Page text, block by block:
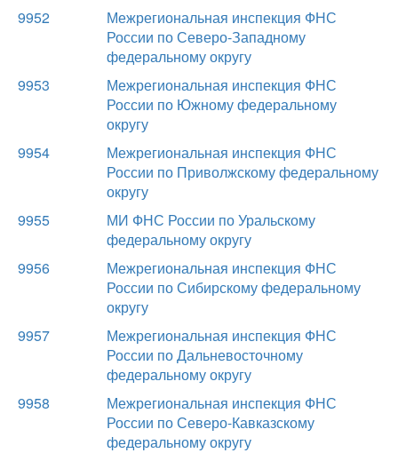
9952
Межрегиональная инспекция ФНС
России по Северо-Западному
федеральному округу
9953
Межрегиональная инспекция ФНС
России по Южному федеральному
округу
9954
Межрегиональная инспекция ФНС
России по Приволжскому федеральному
округу
9955
МИ ФНС России по Уральскому
федеральному округу
9956
Межрегиональная инспекция ФНС
России по Сибирскому федеральному
округу
9957
Межрегиональная инспекция ФНС
России по Дальневосточному
федеральному округу
9958
Межрегиональная инспекция ФНС
России по Северо-Кавказскому
федеральному округу